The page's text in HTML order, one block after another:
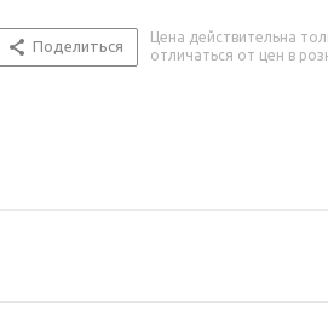
Поделиться
Цена действительна
отличаться от цен в